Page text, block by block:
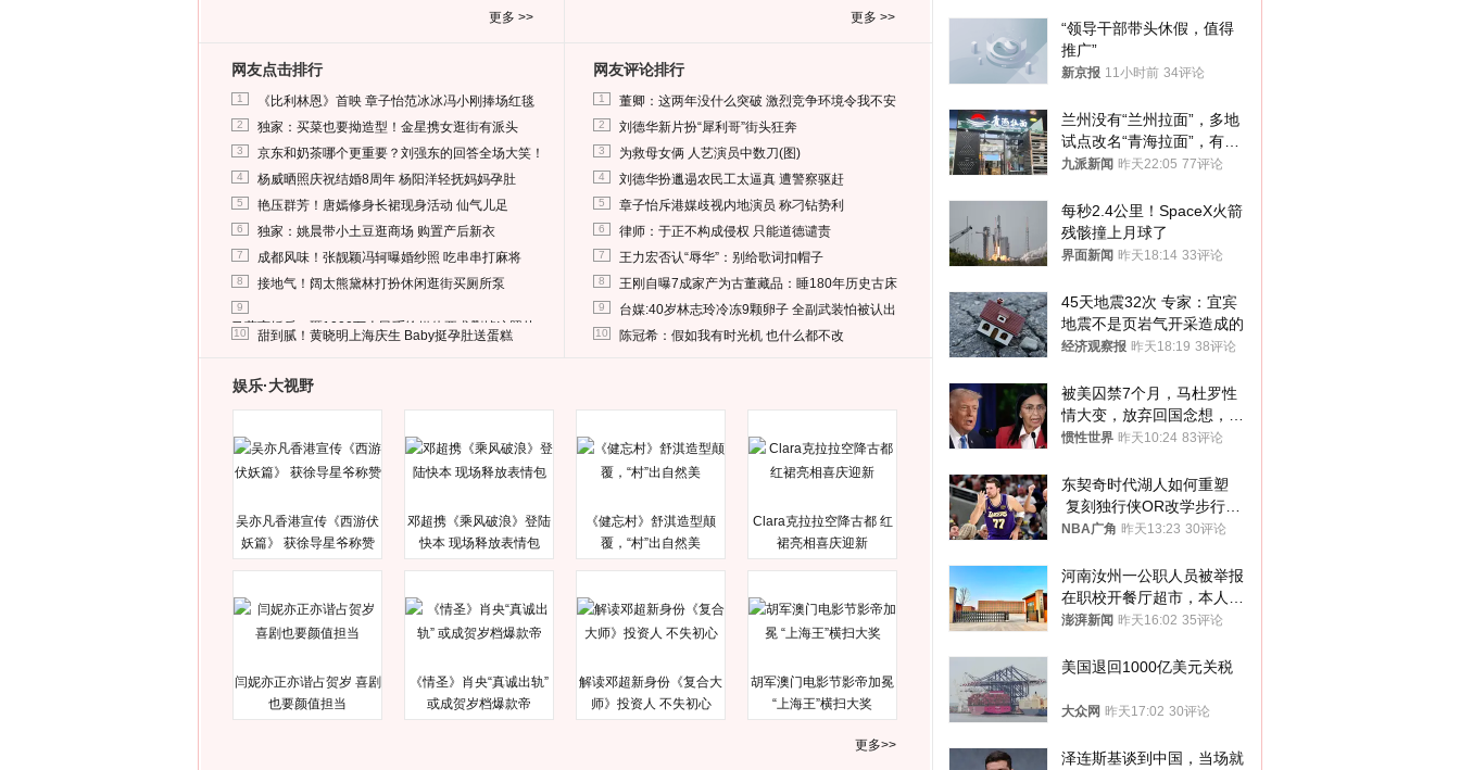
更多 >>
更多 >>
网友点击排行
1 《比利林恩》首映 章子怡范冰冰冯小刚捧场红毯
2 独家：买菜也要拗造型！金星携女逛街有派头
3 京东和奶茶哪个更重要？刘强东的回答全场大笑！
4 杨威晒照庆祝结婚8周年 杨阳洋轻抚妈妈孕肚
5 艳压群芳！唐嫣修身长裙现身活动 仙气儿足
6 独家：姚晨带小土豆逛商场 购置产后新衣
7 成都风味！张靓颖冯轲曝婚纱照 吃串串打麻将
8 接地气！阔太熊黛林打扮休闲逛街买厕所泵
9
马蓉离婚后，砸1000万人民币给媒体要求删掉这照片
10 甜到腻！黄晓明上海庆生 Baby挺孕肚送蛋糕
网友评论排行
1 董卿：这两年没什么突破 激烈竞争环境令我不安
2 刘德华新片扮“犀利哥”街头狂奔
3 为救母女俩 人艺演员中数刀(图)
4 刘德华扮邋遢农民工太逼真 遭警察驱赶
5 章子怡斥港媒歧视内地演员 称刁钻势利
6 律师：于正不构成侵权 只能道德谴责
7 王力宏否认“辱华”：别给歌词扣帽子
8 王刚自曝7成家产为古董藏品：睡180年历史古床
9 台媒:40岁林志玲冷冻9颗卵子 全副武装怕被认出
10 陈冠希：假如我有时光机 也什么都不改
娱乐·大视野
吴亦凡香港宣传《西游伏
妖篇》 获徐导星爷称赞
邓超携《乘风破浪》登陆
快本 现场释放表情包
《健忘村》舒淇造型颠
覆，“村”出自然美
Clara克拉拉空降古都 红
裙亮相喜庆迎新
闫妮亦正亦谐占贺岁 喜剧
也要颜值担当
《情圣》肖央“真诚出轨”
或成贺岁档爆款帝
解读邓超新身份《复合大
师》投资人 不失初心
胡军澳门电影节影帝加冕
“上海王”横扫大奖
更多>>
“领导干部带头休假，值得
推广”
新京报 11小时前 34评论
兰州没有“兰州拉面”，多地
试点改名“青海拉面”，有商
家改名已两年
九派新闻 昨天22:05 77评论
每秒2.4公里！SpaceX火箭
残骸撞上月球了
界面新闻 昨天18:14 33评论
45天地震32次 专家：宜宾
地震不是页岩气开采造成的
经济观察报 昨天18:19 38评论
被美囚禁7个月，马杜罗性
情大变，放弃回国念想，最
后嘱托已公开
惯性世界 昨天10:24 83评论
东契奇时代湖人如何重塑
复刻独行侠OR改学步行
者？
NBA广角 昨天13:23 30评论
河南汝州一公职人员被举报
在职校开餐厅超市，本人回
应称“是给别人帮忙”
澎湃新闻 昨天16:02 35评论
美国退回1000亿美元关税
大众网 昨天17:02 30评论
泽连斯基谈到中国，当场就